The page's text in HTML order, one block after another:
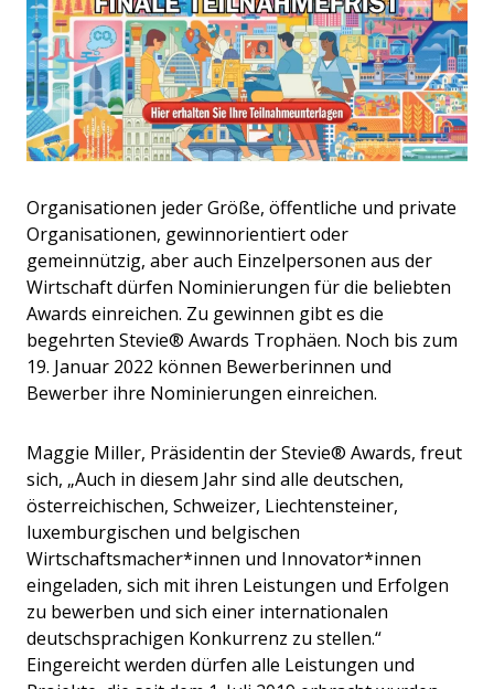
Organisationen jeder Größe, öffentliche und private
Organisationen, gewinnorientiert oder
gemeinnützig, aber auch Einzelpersonen aus der
Wirtschaft dürfen Nominierungen für die beliebten
Awards einreichen. Zu gewinnen gibt es die
begehrten Stevie® Awards Trophäen. Noch bis zum
19. Januar 2022 können Bewerberinnen und
Bewerber ihre Nominierungen einreichen.
Maggie Miller, Präsidentin der Stevie® Awards, freut
sich, „Auch in diesem Jahr sind alle deutschen,
österreichischen, Schweizer, Liechtensteiner,
luxemburgischen und belgischen
Wirtschaftsmacher*innen und Innovator*innen
eingeladen, sich mit ihren Leistungen und Erfolgen
zu bewerben und sich einer internationalen
deutschsprachigen Konkurrenz zu stellen.“
Eingereicht werden dürfen alle Leistungen und